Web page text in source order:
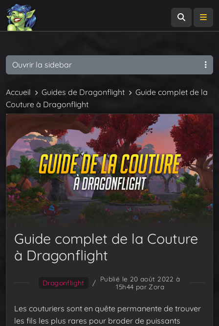
Accueil Guides de Dragonflight
Guide complet de la
Couture à Dragonflight
Guide complet de la Couture
à Dragonflight
Dragonflight / Publié le 20 août 2022 à
15h44 par Zora
Les couturiers sont en quête permanente de trouver
les fils les plus rares pour broder de puissants
Ouvrir la sidebar